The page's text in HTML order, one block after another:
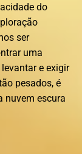
do
ser
uma
e exigir
pesados, é
nuvem escura